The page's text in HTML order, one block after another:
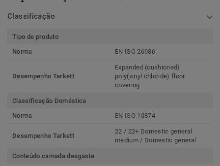
Classificação
Tipo de produto
Norma
EN ISO 26986
Desempenho Tarkett
Expanded (cushioned)
poly(vinyl chloride) floor
covering
Classificação Doméstica
Norma
EN ISO 10874
Desempenho Tarkett
22 / 22+ Domestic general
medium / Domestic general
Conteúdo camada desgaste